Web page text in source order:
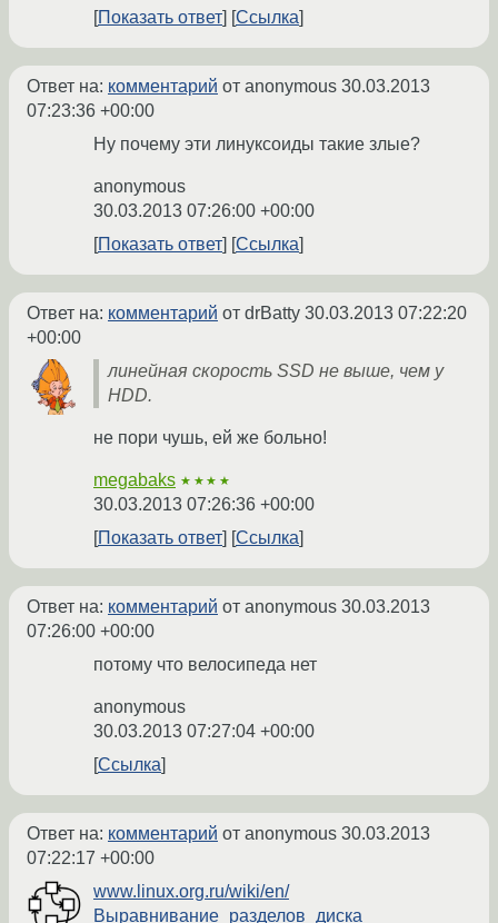
Показать ответ
Ссылка
Ответ на: комментарий от anonymous 30.03.2013
07:23:36 +00:00
Ну почему эти линуксоиды такие злые?
anonymous
30.03.2013 07:26:00 +00:00
Показать ответ
Ссылка
Ответ на: комментарий от drBatty 30.03.2013 07:22:20
+00:00
линейная скорость SSD не выше, чем у
HDD.
не пори чушь, ей же больно!
megabaks ★★★★
30.03.2013 07:26:36 +00:00
Показать ответ
Ссылка
Ответ на: комментарий от anonymous 30.03.2013
07:26:00 +00:00
потому что велосипеда нет
anonymous
30.03.2013 07:27:04 +00:00
Ссылка
Ответ на: комментарий от anonymous 30.03.2013
07:22:17 +00:00
www.linux.org.ru/wiki/en/
Выравнивание_разделов_диска